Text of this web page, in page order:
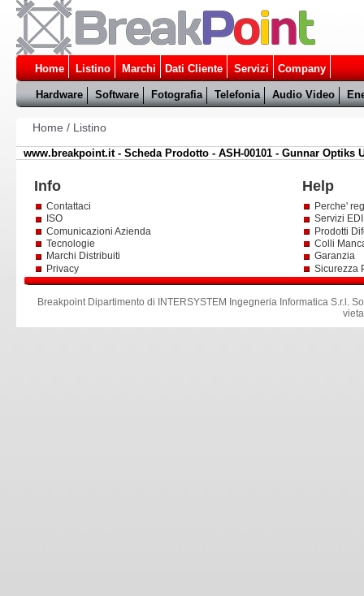
Home Listino Marchi Dati Cliente Servizi Company
Hardware Software Fotografia Telefonia Audio Video
Home / Listino
www.breakpoint.it - Scheda Prodotto - ASH-00101 - Gunnar
Info Help
Contattaci
ISO
Comunicazioni Azienda
Tecnologie
Marchi Distribuiti
Privacy
Perche'
Servizi
Prodotti
Colli
Garanzia
Sicurezza
Breakpoint Dipartimento di INTERSYSTEM Ingegneria Informatica S.r.l .